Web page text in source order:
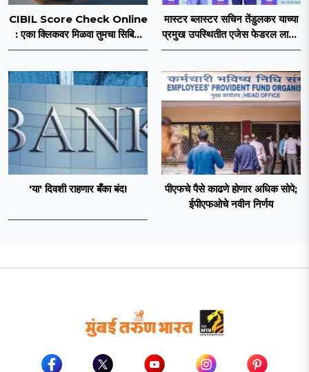
CIBIL Score Check Online
: एका क्लिकवर मिळवा तुमचा सिबिल
स्कोअर!
मास्टर ब्लास्टर सचिन तेंडुलकर याच्या
प्रमुख उपस्थितीत एजेस फेडरल लाईफ
इन्शुरन्सच्या ब्रॅण्ड लोगोचे अनावरण
'या' दिवशी राहणार बँका बंद!
पीएफचे पैसे काढणे होणार अधिक सोपे;
ईपीएफओचे नवीन निर्णय